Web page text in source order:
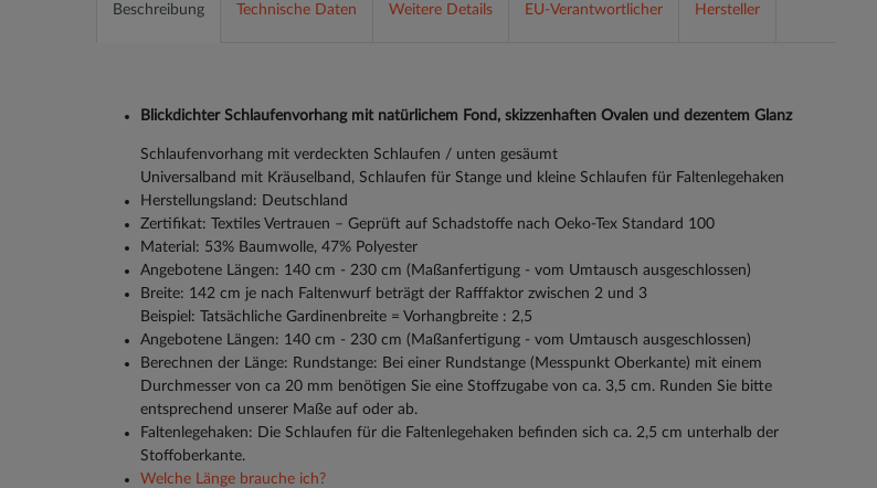
Beschreibung Technische Daten Weitere Details EU-Verantwortlicher Hersteller
Blickdichter Schlaufenvorhang mit natürlichem Fond, skizzenhaften Ovalen und dezentem Glanz
Schlaufenvorhang mit verdeckten Schlaufen / unten gesäumt
Universalband mit Kräuselband, Schlaufen für Stange und kleine Schlaufen für Faltenlegehaken
Herstellungsland: Deutschland
Zertifikat: Textiles Vertrauen – Geprüft auf Schadstoffe nach Oeko-Tex Standard 100
Material: 53% Baumwolle, 47% Polyester
Angebotene Längen: 140 cm - 230 cm (Maßanfertigung - vom Umtausch ausgeschlossen)
Breite: 142 cm je nach Faltenwurf beträgt der Rafffaktor zwischen 2 und 3
Beispiel: Tatsächliche Gardinenbreite = Vorhangbreite : 2,5
Angebotene Längen: 140 cm - 230 cm (Maßanfertigung - vom Umtausch ausgeschlossen)
Berechnen der Länge: Rundstange: Bei einer Rundstange (Messpunkt Oberkante) mit einem
Durchmesser von ca 20 mm benötigen Sie eine Stoffzugabe von ca. 3,5 cm. Runden Sie bitte
entsprechend unserer Maße auf oder ab.
Faltenlegehaken: Die Schlaufen für die Faltenlegehaken befinden sich ca. 2,5 cm unterhalb der
Stoffoberkante.
Welche Länge brauche ich?